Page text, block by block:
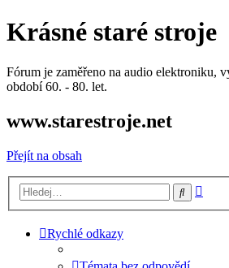
Krásné staré stroje
Fórum je zaměřeno na audio elektroniku,
období 60. - 80. let.
www.starestroje.net
Přejít na obsah
Hledat
Rychlé odkazy